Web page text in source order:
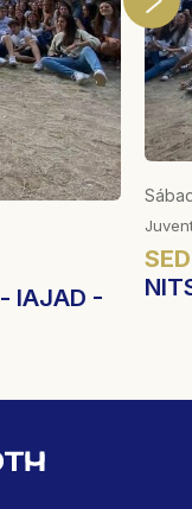
IAJAD -